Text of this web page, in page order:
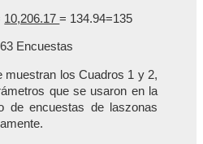
10,206.17= 134.94=135
Encuestas
muestran los Cuadros 1 y 2,
que se usaron en la
de encuestas de laszonas